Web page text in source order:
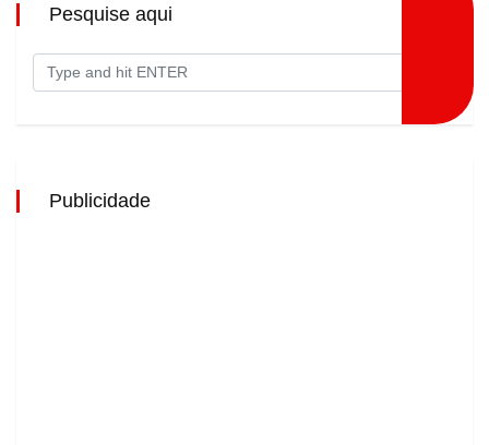
Pesquise aqui
Publicidade